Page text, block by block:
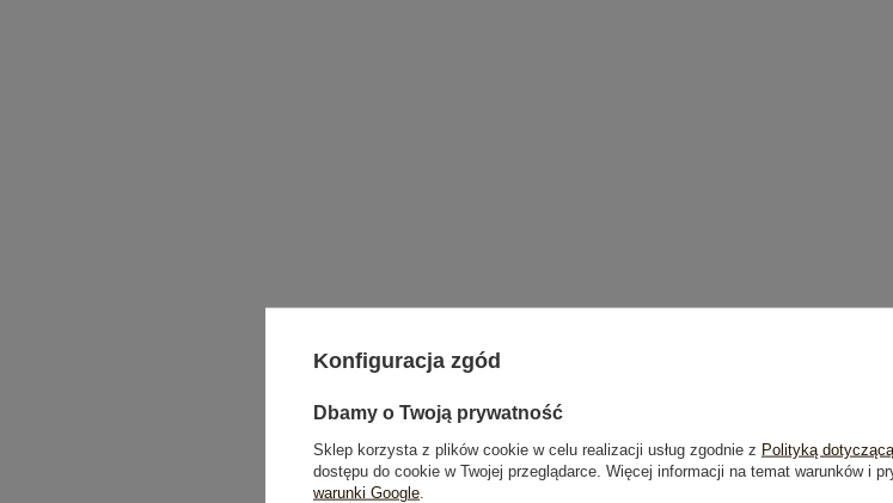
Konfiguracja zgód
Dbamy o Twoją prywatność
Sklep korzysta z plików cookie w celu realizacji usług zgodnie z Polityką
dostępu do cookie w Twojej przeglądarce. Więcej informacji na temat warunków i
warunki Google